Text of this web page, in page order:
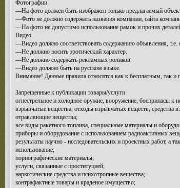
Фотографии
—На фото должен быть изображен только предлагаемый
—Фото не должно содержать названия компании, сайта
—На фото не допустимо использование рамок и прочих
Видео
—Видео должно соответствовать содержанию объявления,
—Не должно носить эротический характер.
—Не должно содержать рекламных роликов.
—Видео должно быть на русском языке.
Внимание! Данные правила относятся как к бесплатным, так
Запрещенные к публикации товары/услуги
огнестрельное и холодное оружие, вооружение, боеприпасы
взрывчатые вещества, отходы взрывчатых веществ, средства
отравляющие вещества;
все виды ракетного топлива, специальные материалы и
приборы и оборудование с использованием радиоактивных
результаты научно - исследовательских и проектных работ,
использование;
порнографические материалы;
услуги, связанные с проституцией;
наркотические средства и психотропные вещества;
контрафактные товары и краденое имущество;